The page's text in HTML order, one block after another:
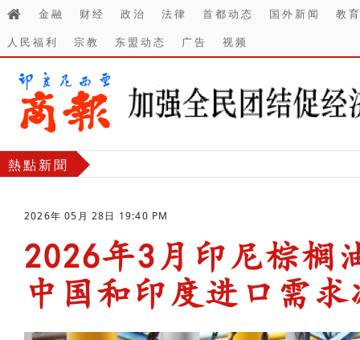
金融 财经 政治 法律 首都动态 国外新闻
教
人民福利
宗教 东盟动态 广告 视频
熱點新聞
2026年 05月 28日 19:40 PM
2026年3月印尼棕榈
中国和印度进口需求